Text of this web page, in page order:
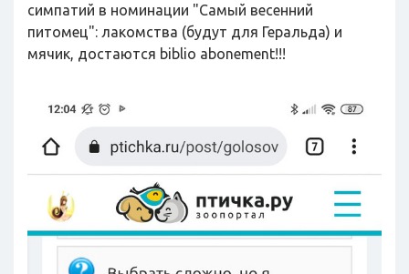
симпатий в номинации "Самый весенний
питомец": лакомства (будут для Геральда) и
мячик, достаются biblio abonement!!!